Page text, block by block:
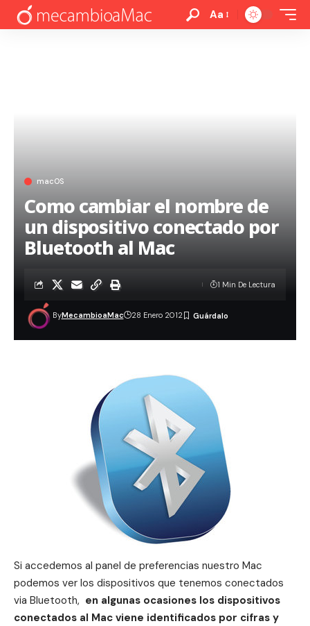
Aa
macOS
Como cambiar el nombre de
un dispositivo conectado por
Bluetooth al Mac
ByMecambioaMac 28 Enero 2012
1 Min De Lectura
Si accedemos al panel de preferencias nuestro Mac
podemos ver los dispositivos que tenemos conectados
via Bluetooth, en algunas ocasiones los dispositivos
conectados al Mac viene identificados por cifras y